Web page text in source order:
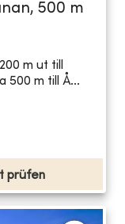
500 m
m ut till
500 m till Å...
prüfen